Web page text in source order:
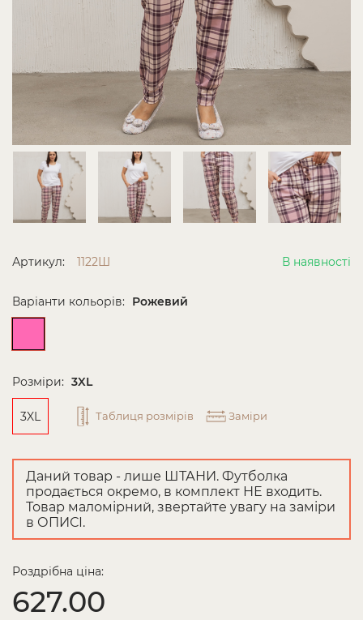
Артикул: 1122Ш В наявності
Варіанти кольорів: Рожевий
Розміри: 3XL
3XL Таблиця розмірів Заміри
Даний товар - лише ШТАНИ. Футболка
продається окремо, в комплект НЕ входить.
Товар маломірний, звертайте увагу на заміри
в ОПИСІ.
Роздрібна ціна:
627.00